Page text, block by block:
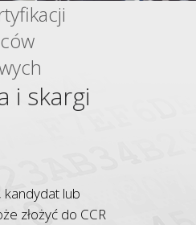
i skargi
kandydat lub
złożyć do CCR